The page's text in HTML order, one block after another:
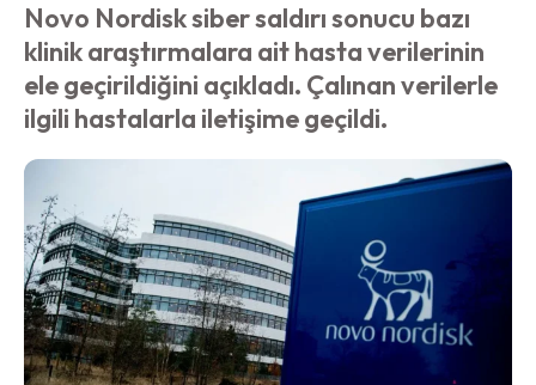
Novo Nordisk siber saldırı sonucu bazı
klinik araştırmalara ait hasta verilerinin
ele geçirildiğini açıkladı. Çalınan verilerle
ilgili hastalarla iletişime geçildi.